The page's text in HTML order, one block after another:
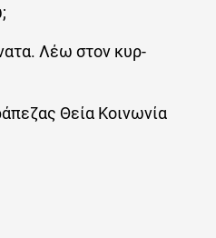
Λέω στον κυρ-
Θεία Κοινωνία